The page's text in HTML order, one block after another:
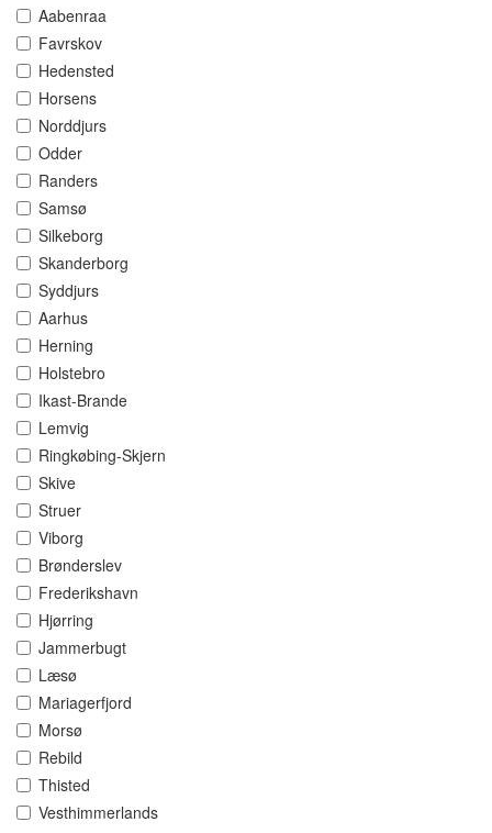
Aabenraa
Favrskov
Hedensted
Horsens
Norddjurs
Odder
Randers
Samsø
Silkeborg
Skanderborg
Syddjurs
Aarhus
Herning
Holstebro
Ikast-Brande
Lemvig
Ringkøbing-Skjern
Skive
Struer
Viborg
Brønderslev
Frederikshavn
Hjørring
Jammerbugt
Læsø
Mariagerfjord
Morsø
Rebild
Thisted
Vesthimmerlands